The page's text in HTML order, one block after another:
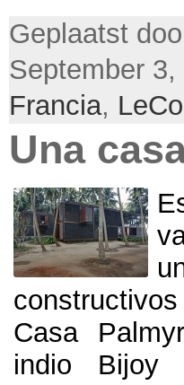
Geplaatst
September 3,
Francia,
Una
Casa
indio Bijoy